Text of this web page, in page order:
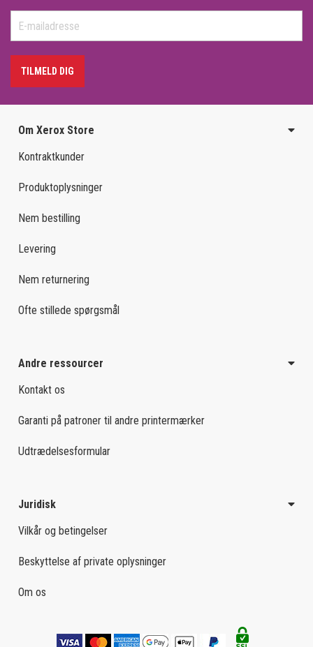
TILMELD DIG
Om Xerox Store
Kontraktkunder
Produktoplysninger
Nem bestilling
Levering
Nem returnering
Ofte stillede spørgsmål
Andre ressourcer
Kontakt os
Garanti på patroner til andre printermærker
Udtrædelsesformular
Juridisk
Vilkår og betingelser
Beskyttelse af private oplysninger
Om os